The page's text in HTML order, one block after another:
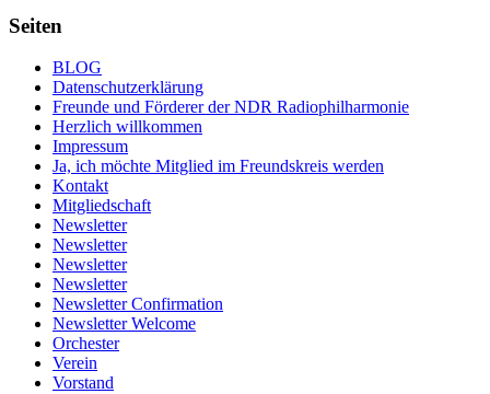
Seiten
BLOG
Datenschutzerklärung
Freunde und Förderer der NDR Radiophilharmonie
Herzlich willkommen
Impressum
Ja, ich möchte Mitglied im Freundskreis werden
Kontakt
Mitgliedschaft
Newsletter
Newsletter
Newsletter
Newsletter
Newsletter Confirmation
Newsletter Welcome
Orchester
Verein
Vorstand